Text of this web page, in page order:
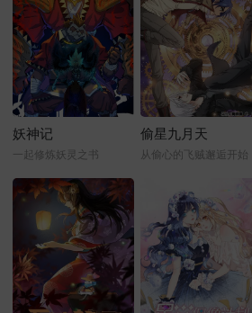
妖神记
一起修炼妖灵之书
偷星九月天
从偷心的飞贼邂逅开始